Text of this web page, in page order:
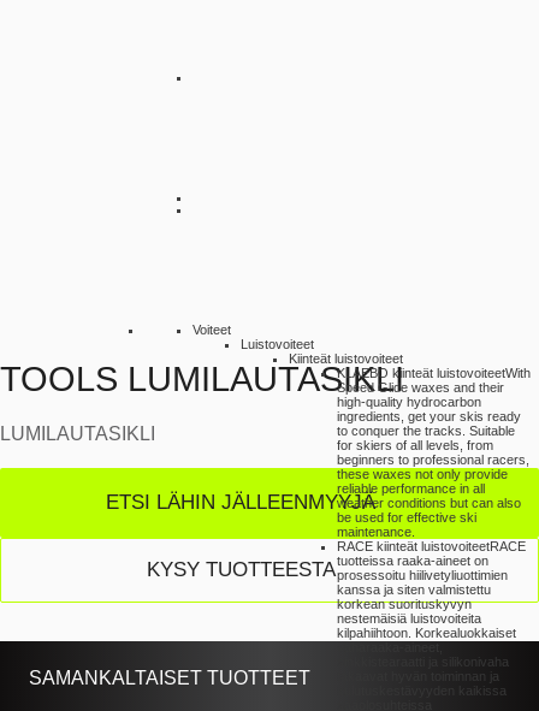
Voiteet
Luistovoiteet
Kiinteät luistovoiteet
KLAEBO kiinteät luistovoiteetWith
Speed Glide waxes and their
high-quality hydrocarbon
ingredients, get your skis ready
to conquer the tracks. Suitable
for skiers of all levels, from
beginners to professional racers,
these waxes not only provide
reliable performance in all
weather conditions but can also
be used for effective ski
maintenance.
RACE kiinteät luistovoiteetRACE
tuotteissa raaka-aineet on
prosessoitu hiilivetyliuottimien
kanssa ja siten valmistettu
korkean suorituskyvyn
nestemäisiä luistovoiteita
kilpahiihtoon. Korkealuokkaiset
sinkkistearaatti ja silikonivaha
takaavat hyvän toiminnan ja
kulutuskestävyyden kaikissa
TOOLS LUMILAUTASIKLI
LUMILAUTASIKLI
ETSI LÄHIN JÄLLEENMYYJÄ
KYSY TUOTTEESTA
SAMANKALTAISET TUOTTEET